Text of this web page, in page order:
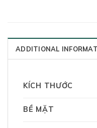
ADDITIONAL
KÍCH THƯỚC
BỀ MẶT